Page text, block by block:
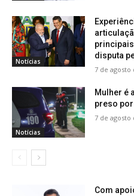
Notícias
disputa
7 de agosto
Notícias
Mulher é
preso
7 de agosto
Com